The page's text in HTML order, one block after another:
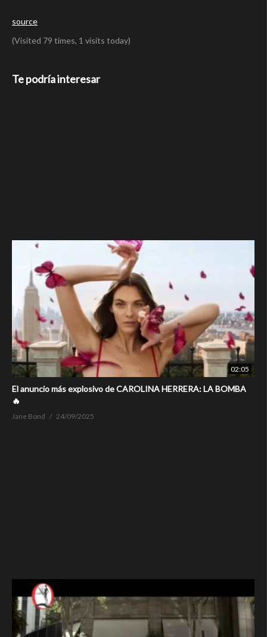
source
(Visited 79 times, 1 visits today)
Te podría interesar
02:05
El anuncio más explosivo de CAROLINA HERRERA: LA BOMBA
🔥
Jane Bond 24/09/2025